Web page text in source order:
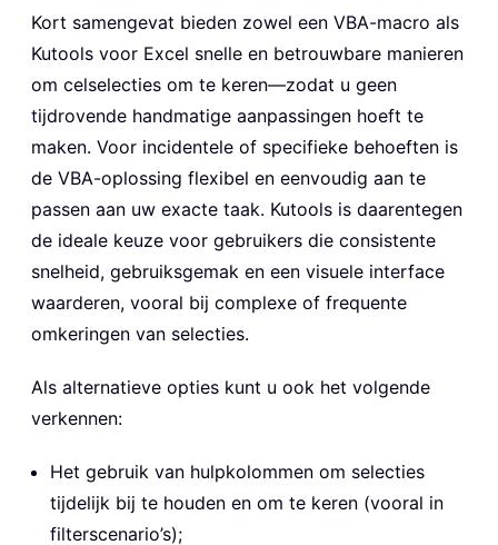
Kort samengevat bieden zowel een VBA-macro als
Kutools voor Excel snelle en betrouwbare manieren
om celselecties om te keren—zodat u geen
tijdrovende handmatige aanpassingen hoeft te
maken. Voor incidentele of specifieke behoeften is
de VBA-oplossing flexibel en eenvoudig aan te
passen aan uw exacte taak. Kutools is daarentegen
de ideale keuze voor gebruikers die consistente
snelheid, gebruiksgemak en een visuele interface
waarderen, vooral bij complexe of frequente
omkeringen van selecties.
Als alternatieve opties kunt u ook het volgende
verkennen:
Het gebruik van hulpkolommen om selecties
tijdelijk bij te houden en om te keren (vooral in
filterscenario’s);